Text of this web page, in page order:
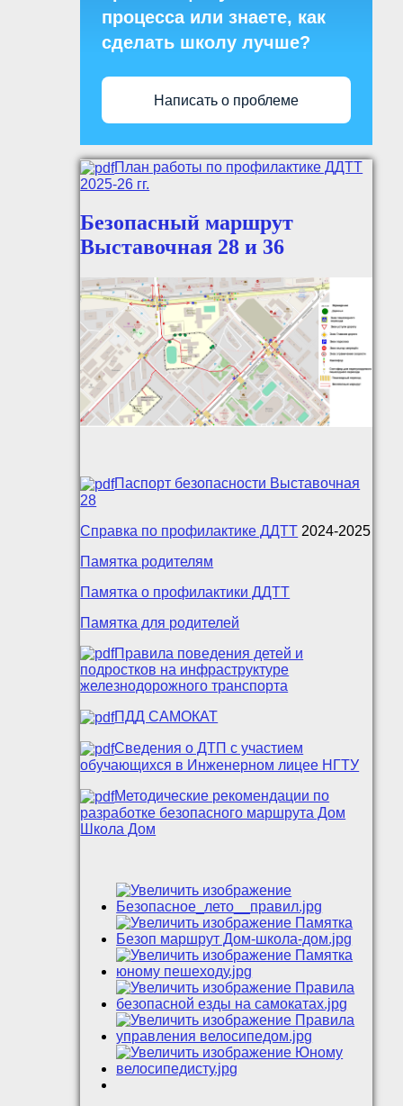
процесса или знаете, как
сделать школу лучше?
Написать о проблеме
План работы по профилактике ДДТТ
2025-26 гг.
Безопасный маршрут
Выставочная 28 и 36
Паспорт безопасности Выставочная
28
Справка по профилактике ДДТТ 2024-2025
Памятка родителям
Памятка о профилактики ДДТТ
Памятка для родителей
Правила поведения детей и
подростков на инфраструктуре
железнодорожного транспорта
ПДД САМОКАТ
Сведения о ДТП с участием
обучающихся в Инженерном лицее НГТУ
Методические рекомендации по
разработке безопасного маршрута Дом
Школа Дом